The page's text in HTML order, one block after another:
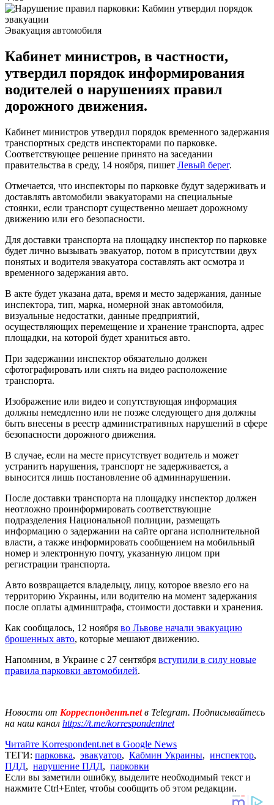
Эвакуация автомобиля
Кабинет министров, в частности,
утвердил порядок информирования
водителей о нарушениях правил
дорожного движения.
Кабинет министров утвердил порядок временного задержания
транспортных средств инспекторами по парковке.
Соответствующее решение принято на заседании
правительства в среду, 14 ноября, пишет Левый берег.
Отмечается, что инспекторы по парковке будут задерживать и
доставлять автомобили эвакуаторами на специальные
стоянки, если транспорт существенно мешает дорожному
движению или его безопасности.
Для доставки транспорта на площадку инспектор по парковке
будет лично вызывать эвакуатор, потом в присутствии двух
понятых и водителя эвакуатора составлять акт осмотра и
временного задержания авто.
В акте будет указана дата, время и место задержания, данные
инспектора, тип, марка, номерной знак автомобиля,
визуальные недостатки, данные предприятий,
осуществляющих перемещение и хранение транспорта, адрес
площадки, на которой будет храниться авто.
При задержании инспектор обязательно должен
сфотографировать или снять на видео расположение
транспорта.
Изображение или видео и сопутствующая информация
должны немедленно или не позже следующего дня должны
быть внесены в реестр административных нарушений в сфере
безопасности дорожного движения.
В случае, если на месте присутствует водитель и может
устранить нарушения, транспорт не задерживается, а
выносится лишь постановление об админнарушении.
После доставки транспорта на площадку инспектор должен
неотложно проинформировать соответствующие
подразделения Национальной полиции, размещать
информацию о задержании на сайте органа исполнительной
власти, а также информировать сообщением на мобильный
номер и электронную почту, указанную лицом при
регистрации транспорта.
Авто возвращается владельцу, лицу, которое ввезло его на
территорию Украины, или водителю на момент задержания
после оплаты админштрафа, стоимости доставки и хранения.
Как сообщалось, 12 ноября во Львове начали эвакуацию
брошенных авто, которые мешают движению.
Напомним, в Украине с 27 сентября вступили в силу новые
правила парковки автомобилей.
Новости от Корреспондент.netв Telegram. Подписывайтесь
на наш канал https://t.me/korrespondentnet
Читайте Korrespondent.net в Google News
ТЕГИ: парковка, эвакуатор, Кабмин Украины, инспектор,
ПДД, нарушение ПДД, парковки
Если вы заметили ошибку, выделите необходимый текст и
нажмите Ctrl+Enter, чтобы сообщить об этом редакции.